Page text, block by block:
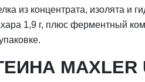
из концентрата, изолята и
1,9 г, плюс ферментный
MAXLER